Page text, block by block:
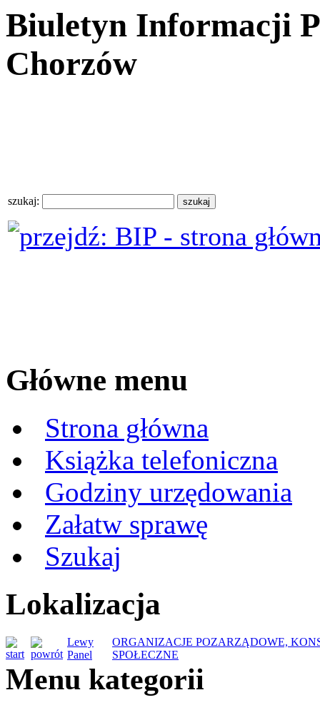
Biuletyn Informacji
Chorzów
szukaj:
Główne menu
Strona główna
Książka telefoniczna
Godziny urzędowania
Załatw sprawę
Szukaj
Lokalizacja
Lewy
Panel
ORGANIZACJE POZARZĄDOWE,
SPOŁECZNE
Menu kategorii